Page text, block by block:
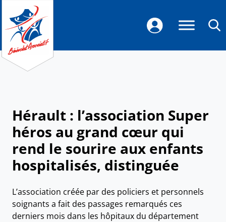
Hérault : l’association Super
héros au grand cœur qui
rend le sourire aux enfants
hospitalisés, distinguée
L’association créée par des policiers et personnels
soignants a fait des passages remarqués ces
derniers mois dans les hôpitaux du département